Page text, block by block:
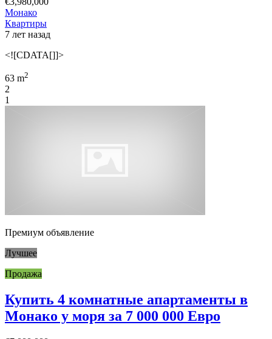
Монако
Квартиры
7 лет назад
<![CDATA[]]>
63 m2
2
1
Премиум объявление
Лучшее
Продажа
Купить 4 комнатные апартаменты в
Монако у моря за 7 000 000 Евро